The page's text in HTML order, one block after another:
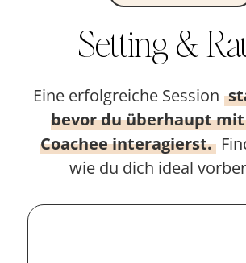
Setting &
Eine erfolgreiche Session
bevor du überhaupt
Coachee interagierst.
wie du dich ideal